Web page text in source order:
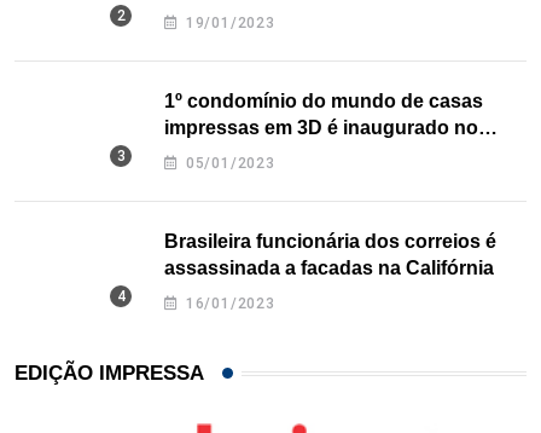
nos EUA
19/01/2023
1º condomínio do mundo de casas
impressas em 3D é inaugurado no
Texas
05/01/2023
Brasileira funcionária dos correios é
assassinada a facadas na Califórnia
16/01/2023
EDIÇÃO IMPRESSA